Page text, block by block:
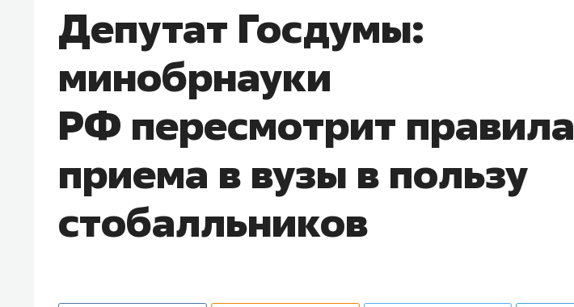
Депутат Госдумы:
минобрнауки
РФ пересмотрит правила
приема в вузы в пользу
стобалльников